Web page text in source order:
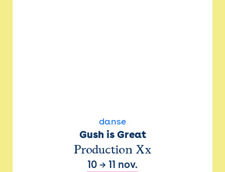
danse
Gush is Great
Production Xx
10 → 11 nov.